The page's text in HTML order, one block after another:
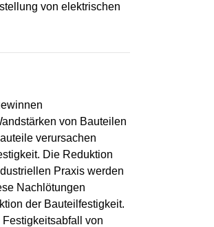
von elektrischen
von Bauteilen
verursachen
Die Reduktion
Praxis werden
Nachlötungen
der Bauteilfestigkeit.
von